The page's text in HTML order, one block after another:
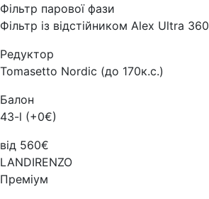
Фільтр парової фази
Фільтр із відстійником Alex Ultra 360
Редуктор
Tomasetto Nordic (до 170к.с.)
Балон
43-l (+0€)
від 560€
LANDIRENZO
Преміум